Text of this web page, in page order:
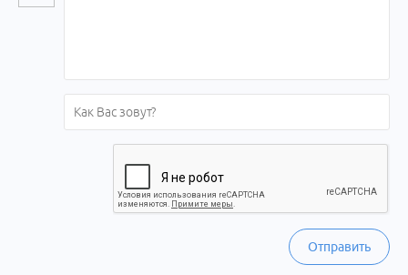
Отправить